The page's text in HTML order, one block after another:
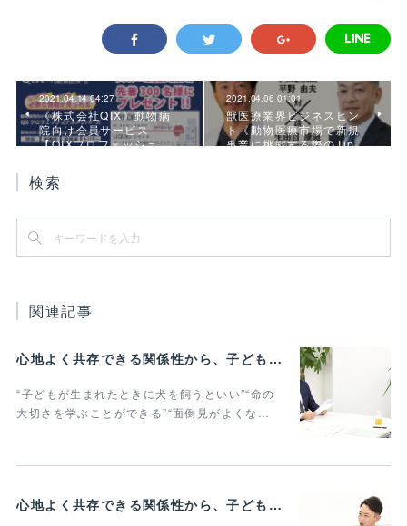
2021.04.14 04:27
《株式会社QIX》動物病
院向け会員サービス
【QIXプロフェッショ…
2021.04.06 01:01
獣医療業界ビジネスヒン
ト《動物医療市場で新規
事業に挑戦する際のTip…
検索
関連記事
心地よく共存できる関係性から、子どもの発達に動物がよりよい影響を与える Vol.3
“子どもが生まれたときに犬を飼うといい”“命の
大切さを学ぶことができる”“面倒見がよくな…
心地よく共存できる関係性から、子どもの発達に動物がよりよい影響を与える Vol.2